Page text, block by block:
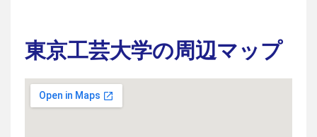
東京工芸大学の周辺マップ